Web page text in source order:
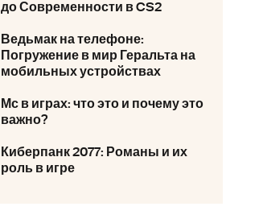
до Современности в CS2
Ведьмак на телефоне:
Погружение в мир Геральта на
мобильных устройствах
Мс в играх: что это и почему это
важно?
Киберпанк 2077: Романы и их
роль в игре